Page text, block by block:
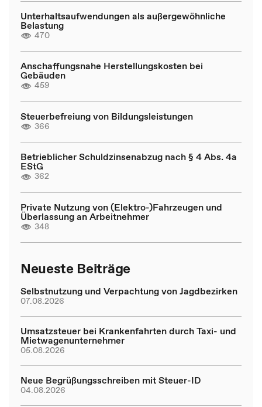
Unterhaltsaufwendungen als außergewöhnliche
Belastung
470
Anschaffungsnahe Herstellungskosten bei
Gebäuden
459
Steuerbefreiung von Bildungsleistungen
366
Betrieblicher Schuldzinsenabzug nach § 4 Abs. 4a
EStG
362
Private Nutzung von (Elektro-)Fahrzeugen und
Überlassung an Arbeitnehmer
348
Neueste Beiträge
Selbstnutzung und Verpachtung von Jagdbezirken
07.08.2026
Umsatzsteuer bei Krankenfahrten durch Taxi- und
Mietwagenunternehmer
05.08.2026
Neue Begrüßungsschreiben mit Steuer-ID
04.08.2026